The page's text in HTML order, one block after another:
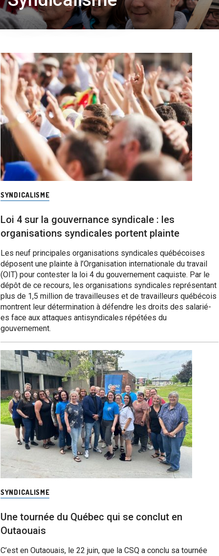
SYNDICALISME
Loi 4 sur la gouvernance syndicale : les
organisations syndicales portent plainte
Les neuf principales organisations syndicales québécoises
déposent une plainte à l’Organisation internationale du travail
(OIT) pour contester la loi 4 du gouvernement caquiste. Par le
dépôt de ce recours, les organisations syndicales représentant
plus de 1,5 million de travailleuses et de travailleurs québécois
montrent leur détermination à défendre les droits des salarié-
es face aux attaques antisyndicales répétées du
gouvernement.
SYNDICALISME
Une tournée du Québec qui se conclut en
Outaouais
C’est en Outaouais, le 22 juin, que la CSQ a conclu sa tournée